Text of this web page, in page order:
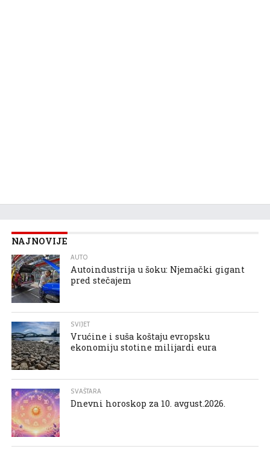
NAJNOVIJE
AUTO
Autoindustrija u šoku: Njemački gigant
pred stečajem
SVIJET
Vrućine i suša koštaju evropsku
ekonomiju stotine milijardi eura
SVAŠTARA
Dnevni horoskop za 10. avgust.2026.